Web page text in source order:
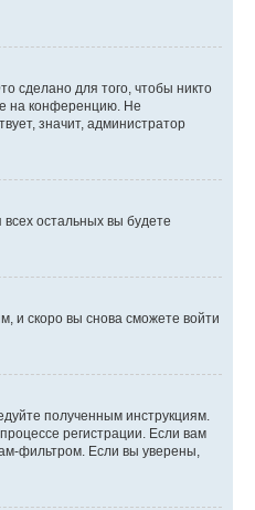
сделано для того, чтобы никто
на конференцию. Не
значит, администратор
остальных вы будете
и скоро вы снова сможете войти
полученным инструкциям.
регистрации. Если вам
фильтром. Если вы уверены,